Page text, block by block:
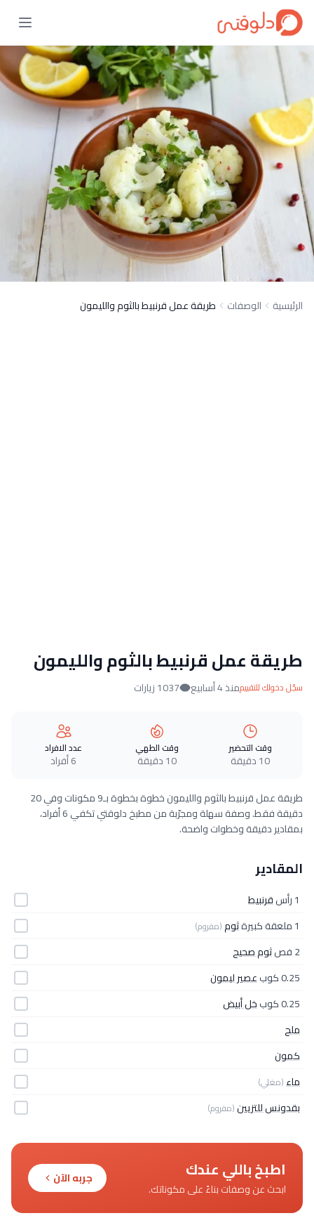
الرئيسية الوصفات طريقة عمل قرنبيط بالثوم والليمون
طريقة عمل قرنبيط بالثوم والليمون
سجّل دخولك للتقييممنذ 4 أسابيع 1037 زيارات
وقت التحضير
10 دقيقة
وقت الطهي
10 دقيقة
عدد الافراد
6 أفراد
طريقة عمل قرنبيط بالثوم والليمون خطوة بخطوة بـ9 مكونات وفي 20
دقيقة فقط. وصفة سهلة ومجرّبة من مطبخ دلوقتي تكفي 6 أفراد،
بمقادير دقيقة وخطوات واضحة.
المقادير
1 رأس
قرنبيط
1 ملعقة كبيرة
ثوم(مفروم)
2 فص
ثوم صحيح
0.25 كوب
عصير ليمون
0.25 كوب
خل أبيض
ملح
كمون
ماء(مغلي)
بقدونس للتزيين(مفروم)
اطبخ باللي عندك
ابحث عن وصفات بناءً على مكوناتك.
جربه الآن